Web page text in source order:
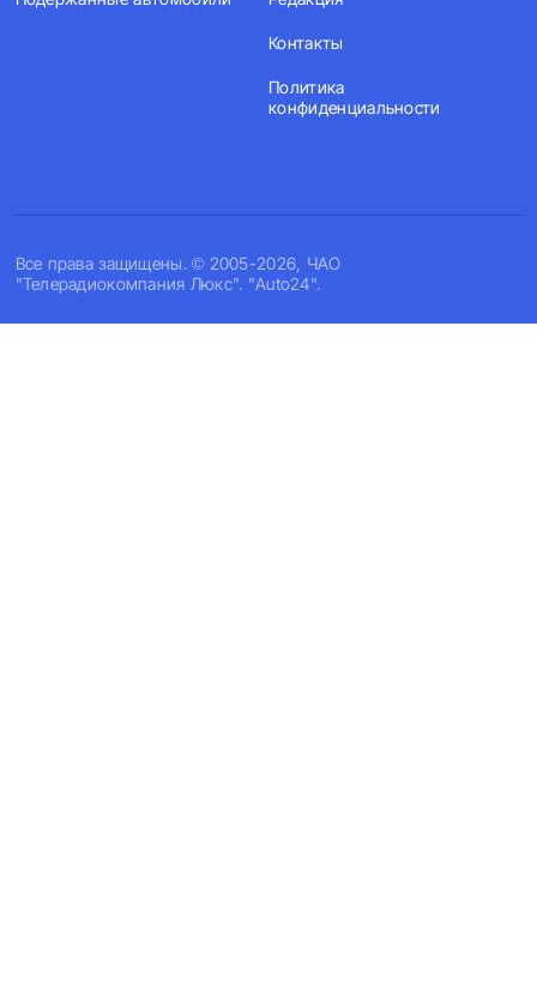
Все права защищены. © 2005-2026, ЧАО
"Телерадиокомпания Люкс". "Auto24".
Контакты
Политика
конфиденциальности